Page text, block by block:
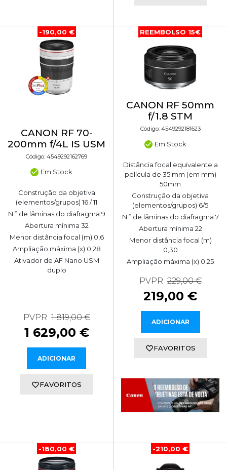
-190,00 €
CANON RF 70-
200mm f/4L IS USM
Código: 4549292162769
Em Stock
Construção da objetiva
(elementos/grupos) 16 / 11
N.º de lâminas do diafragma 9
Abertura mínima 32
Menor distância focal (m) 0,6
Ampliação máxima (x) 0,28
Ativador de AF Nano USM
duplo
PVPR 1 819,00 €
1 629,00 €
ADICIONAR
FAVORITOS
REEMBOLSO 15€
CANON RF 50mm
f/1.8 STM
Código: 4549292181623
Em Stock
Distância focal equivalente a
película de 35 mm (em mm)
50mm
Construção da objetiva
(elementos/grupos) 6/5
N.º de lâminas do diafragma 7
Abertura mínima 22
Menor distância focal (m)
0,30
Ampliação máxima (x) 0,25
PVPR 229,00 €
219,00 €
ADICIONAR
FAVORITOS
-180,00 € -210,00 €